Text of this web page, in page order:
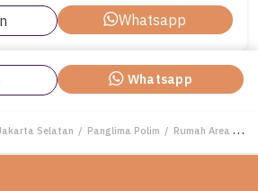
Whatsapp
Whatsapp
Selatan / Panglima Polim / Rumah Area Premium Panglima Polim, Jakarta Selatan - Harga Terbaik 29 Miliar